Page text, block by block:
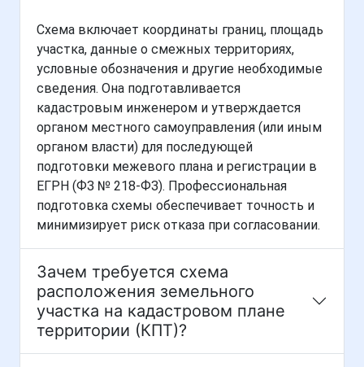
Схема включает координаты границ, площадь
участка, данные о смежных территориях,
условные обозначения и другие необходимые
сведения. Она подготавливается
кадастровым инженером и утверждается
органом местного самоуправления (или иным
органом власти) для последующей
подготовки межевого плана и регистрации в
ЕГРН (ФЗ № 218-ФЗ). Профессиональная
подготовка схемы обеспечивает точность и
минимизирует риск отказа при согласовании.
Зачем требуется схема
расположения земельного
участка на кадастровом плане
территории (КПТ)?